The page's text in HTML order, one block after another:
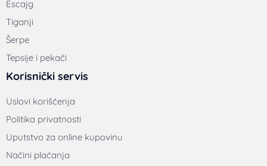
Escajg
Tiganji
Šerpe
Tepsije i pekači
Korisnički servis
Uslovi korišćenja
Politika privatnosti
Uputstvo za online kupovinu
Načini plaćanja